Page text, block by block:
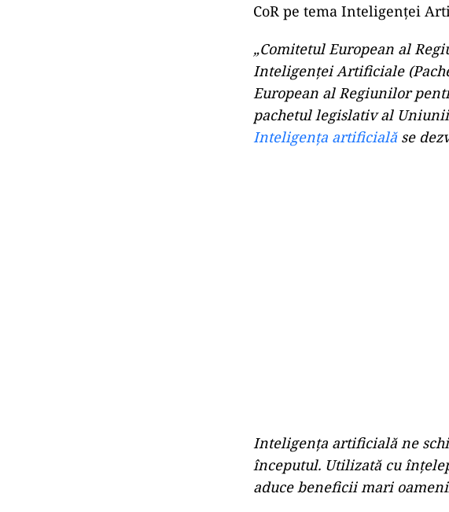
CoR pe tema Inteligenței
„Comitetul European al
Inteligenței Artificiale
European al Regiunilor
pachetul legislativ al
Inteligența artificialăse
Inteligența artificială ne
începutul. Utilizată cu
aduce beneficii mari